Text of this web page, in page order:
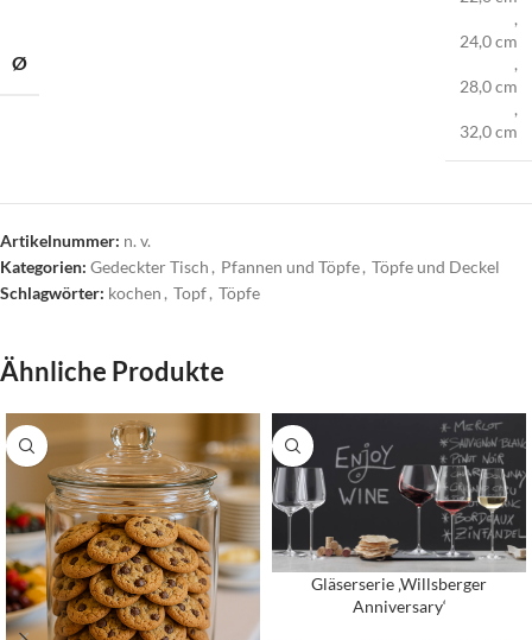
Ø
,
24,0 cm
,
28,0 cm
,
32,0 cm
Artikelnummer: n. v.
Kategorien: Gedeckter Tisch , Pfannen und Töpfe, Töpfe und Deckel
Schlagwörter: kochen , Topf, Töpfe
Ähnliche Produkte
Gläserserie ‚Willsberger
Anniversary‘